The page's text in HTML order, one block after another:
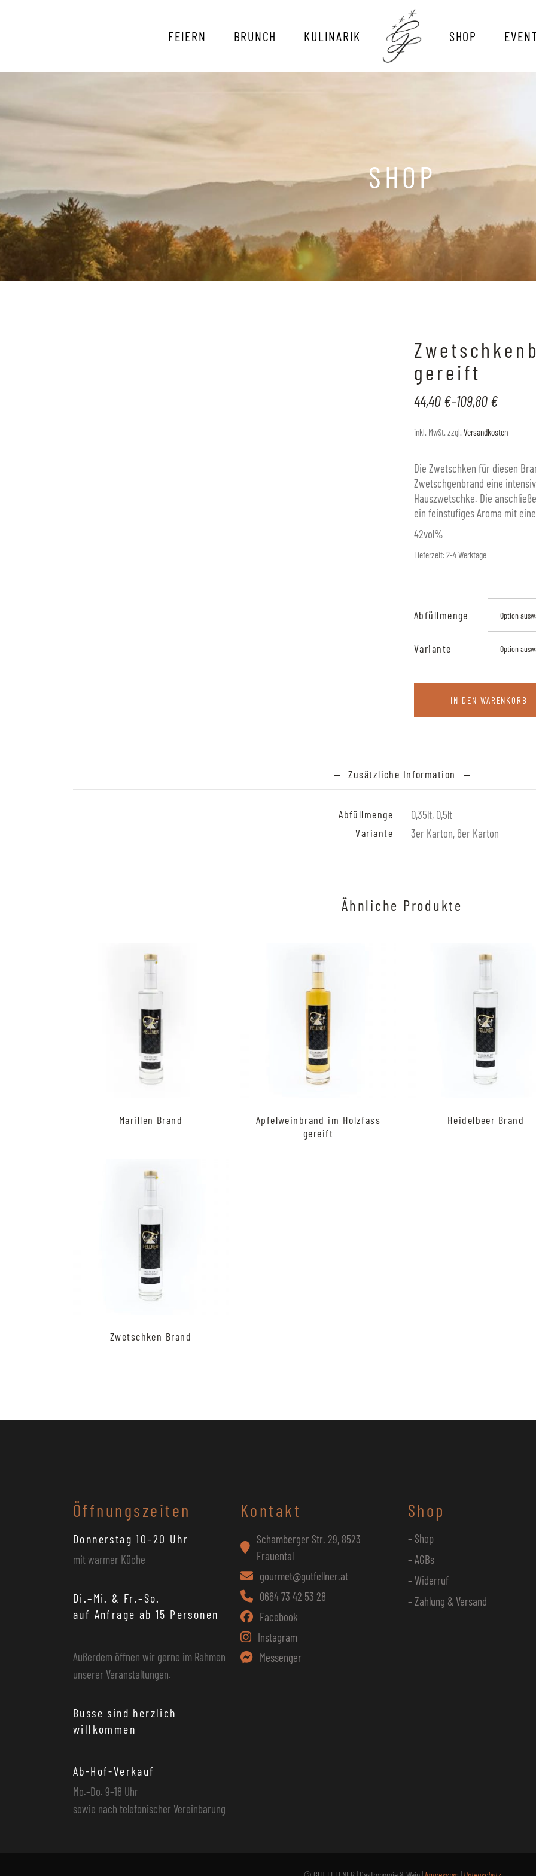
FEIERN BRUNCH KULINARIK SHOP
SHOP
gereift
44,40 €–109,80 €
inkl. MwSt. zzgl. Versandkosten
Die Zwetschken für diesen
Zwetschgenbrand eine
Hauszwetschke. Die
ein feinstufiges Aroma mit
42vol%
Lieferzeit:2-4 Werktage
Abfüllmenge Option
Variante Option
IN DEN WARENKORB
Zusätzliche Information
Abfüllmenge 0,35lt, 0,5lt
Variante 3er Karton, 6er Karton
Ähnliche Produkte
Marillen Brand
Apfelweinbrand im Holzfass
gereift
Heidelbeer Brand
Zwetschken Brand
Öffnungszeiten
Donnerstag 10–20 Uhr
mit warmer Küche
Di.–Mi. & Fr.–So.
auf Anfrage ab 15 Personen
Außerdem öffnen wir gerne im Rahmen
unserer Veranstaltungen.
Busse sind herzlich
willkommen
Ab-Hof-Verkauf
Mo.–Do. 9–18 Uhr
sowie nach telefonischer Vereinbarung
Kontakt
Schamberger Str. 29, 8523
Frauental
gourmet@gutfellner.at
0664 73 42 53 28
Facebook
Instagram
Messenger
Shop
– Shop
– AGBs
– Widerruf
– Zahlung & Versand